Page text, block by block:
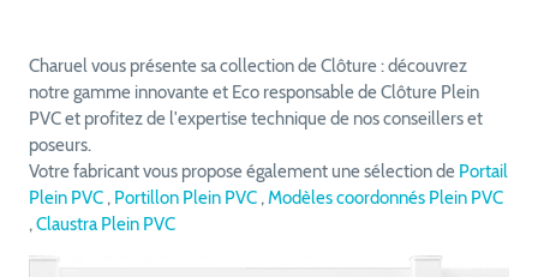
Charuel vous présente sa collection de Clôture : découvrez
notre gamme innovante et Eco responsable de Clôture Plein
PVC et profitez de l'expertise technique de nos conseillers et
poseurs.
Votre fabricant vous propose également une sélection de Portail
Plein PVC , Portillon Plein PVC ,Modèles coordonnés Plein PVC
,Claustra Plein PVC